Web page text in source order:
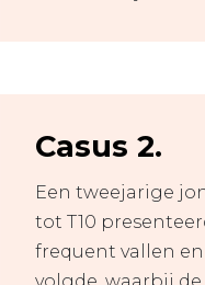
Casus 2.
Een tweejarige
tot T10
frequent vallen
volgde, waarbij